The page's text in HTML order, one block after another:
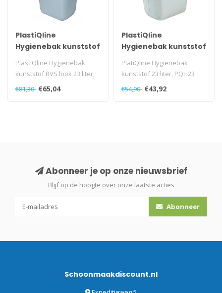
PlastiQline
Hygienebak kunststof
RVS look
PlastiQline Hygienebak
kunststof RVS look 23 liter,
PQH23M
€81,30 €65,04
PlastiQline
Hygienebak kunststof
23 liter
PlatiQline Hygienebak
kunststof 23 liter, PQH23
€54,90 €43,92
Abonneer je op onze nieuwsbrief
Blijf op de hoogte over onze laatste acties
Abonneer
Schoonmaakdiscount.nl